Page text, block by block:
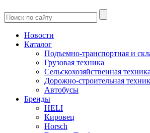
Новости
Каталог
Подъемно-транспортная и
Грузовая техника
Сельскохозяйственная техника
Дорожно-строительная
Автобусы
Бренды
HELI
Кировец
Horsch